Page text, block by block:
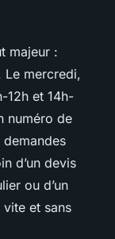
majeur :
Le mercredi,
12h et 14h-
numéro de
d’un devis
ou d’un
et sans